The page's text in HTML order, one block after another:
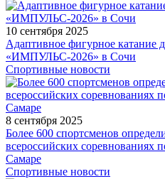
10 сентября 2025
Адаптивное фигурное катание
«ИМПУЛЬС-2026» в Сочи
Спортивные новости
8 сентября 2025
Более 600 спортсменов
всероссийских соревнованиях
Самаре
Спортивные новости